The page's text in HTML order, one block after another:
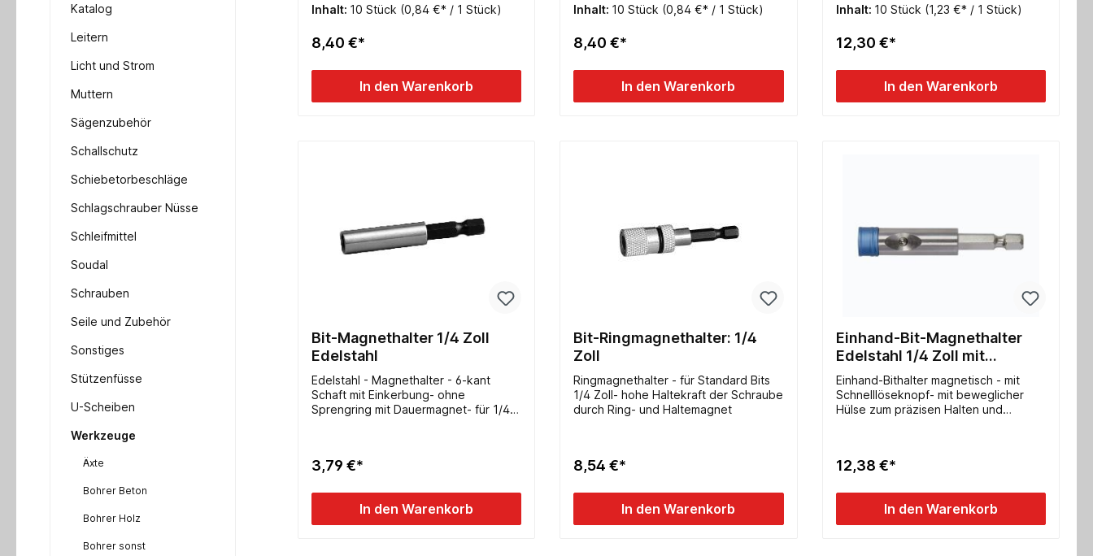
Katalog
Leitern
Licht und Strom
Muttern
Sägenzubehör
Schallschutz
Schiebetorbeschläge
Schlagschrauber Nüsse
Schleifmittel
Soudal
Schrauben
Seile und Zubehör
Sonstiges
Stützenfüsse
U-Scheiben
Werkzeuge
Äxte
Bohrer Beton
Bohrer Holz
Bohrer sonst
Inhalt: 10 Stück (0,84 €* / 1 Stück)
8,40 €*
In den Warenkorb
Inhalt: 10 Stück (0,84 €* / 1 Stück)
8,40 €*
In den Warenkorb
Oberflächenhärte: ca. 3000 HV
Bits)
Inhalt: 10 Stück (1,23 €* / 1 Stück)
12,30 €*
In den Warenkorb
Bit-Magnethalter 1/4 Zoll
Edelstahl
Edelstahl - Magnethalter - 6-kant
Schaft mit Einkerbung- ohne
Sprengring mit Dauermagnet- für 1/4
3,79 €*
In den Warenkorb
Bit-Ringmagnethalter: 1/4
Zoll
Ringmagnethalter - für Standard Bits
1/4 Zoll- hohe Haltekraft der Schraube
durch Ring- und Haltemagnet
8,54 €*
In den Warenkorb
Einhand-Bit-Magnethalter
Edelstahl 1/4 Zoll mit
Schnellöseknopf 150mm
Einhand-Bithalter magnetisch - mit
Schnelllöseknopf- mit beweglicher
Hülse zum präzisen Halten und
extra starkem Magnet, auch für
schlanke Bauform, ideal für enge
Arbeitsbereiche- leichtes Wechseln
der Bits- für 1/4 Zoll Bits - 65mm lang
12,38 €*
In den Warenkorb